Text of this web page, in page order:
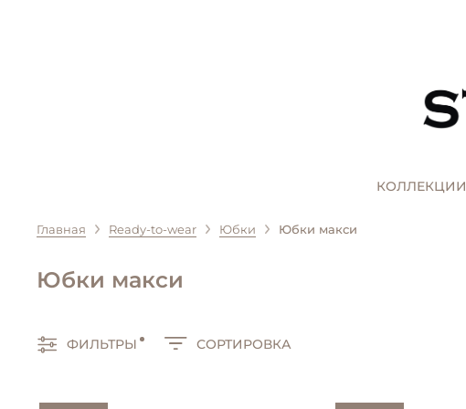
КОЛЛЕКЦИИ
Главная Ready-to-wear Юбки Юбки макси
Юбки макси
ФИЛЬТРЫ СОРТИРОВКА